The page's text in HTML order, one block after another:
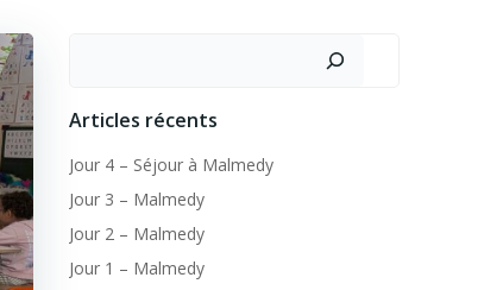
Articles récents
Jour 4 – Séjour à Malmedy
Jour 3 – Malmedy
Jour 2 – Malmedy
Jour 1 – Malmedy